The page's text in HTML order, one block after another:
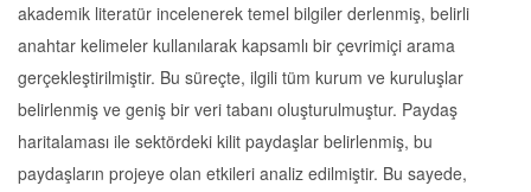
akademik literatür incelenerek temel bilgiler derlenmiş, belirli
anahtar kelimeler kullanılarak kapsamlı bir çevrimiçi arama
gerçekleştirilmiştir. Bu süreçte, ilgili tüm kurum ve kuruluşlar
belirlenmiş ve geniş bir veri tabanı oluşturulmuştur. Paydaş
haritalaması ile sektördeki kilit paydaşlar belirlenmiş, bu
paydaşların projeye olan etkileri analiz edilmiştir. Bu sayede,